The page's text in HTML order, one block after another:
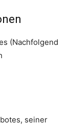
(Nachfolgend
seiner